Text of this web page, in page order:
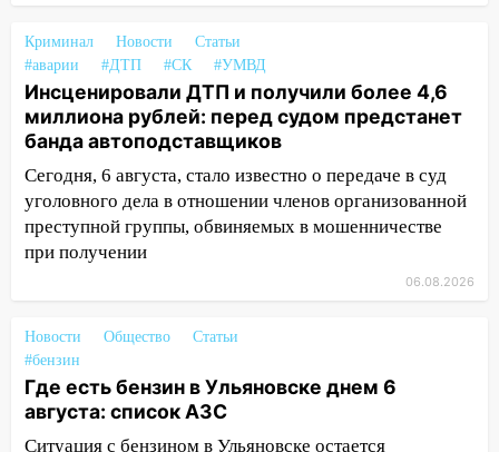
12:31
Ульяновец хотел купить иномарку
из Европы и потерял 760 тысяч рублей
12:20 В Чердаклинском районе
столкнулись «Лада» и Chevrolet:
пострадал 14-летний подросток
12:00 Где есть бензин в Ульяновске 7
августа: список АЗС
11:38
полностью уничтожил дачный дом и
сарай
Криминал Новости
Статьи
#аварии
#ДТП #СК #УМВД
Инсценировали ДТП и получили более 4,6
миллиона рублей: перед судом предстанет
банда автоподставщиков
Сегодня, 6 августа, стало известно о передаче в суд
уголовного дела в отношении членов организованной
преступной группы, обвиняемых в мошенничестве
при получении
06.08.2026
Новости Общество
Статьи
#бензин
Где есть бензин в Ульяновске днем 6
августа: список АЗС
Ситуация с бензином в Ульяновске остается